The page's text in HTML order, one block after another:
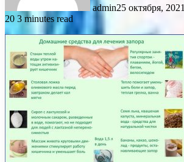
admin25 октября, 2021
20 3 minutes read